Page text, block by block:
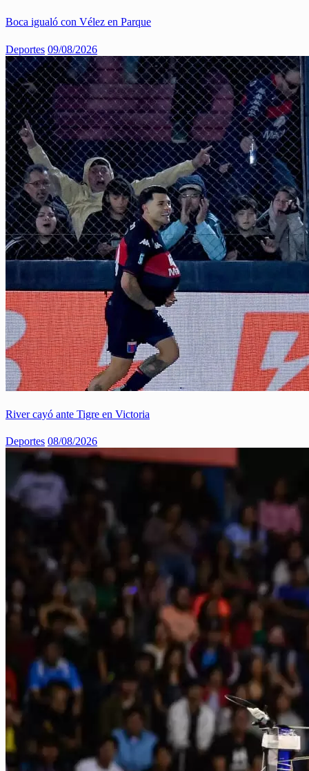
Boca igualó con Vélez en Parque
Deportes 09/08/2026
River cayó ante Tigre en Victoria
Deportes 08/08/2026